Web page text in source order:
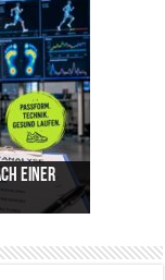
einer
mit
und
Stress